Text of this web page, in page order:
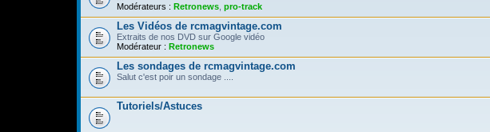
Modérateurs : Retronews pro-track
Les Vidéos de rcmagvintage.com
Extraits de nos DVD sur Google vidéo
Modérateur : Retronews
Les sondages de rcmagvintage.com
Salut c'est poir un sondage ....
Tutoriels/Astuces